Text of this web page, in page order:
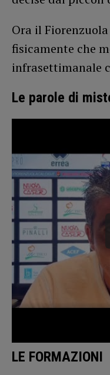
Ora il
fisicamente che
infrasettimanale
Le parole di
LE FORMAZIONI